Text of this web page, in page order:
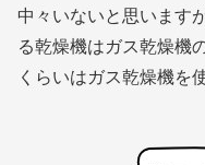
中々いないと思います
る乾燥機はガス乾燥機
くらいはガス乾燥機を